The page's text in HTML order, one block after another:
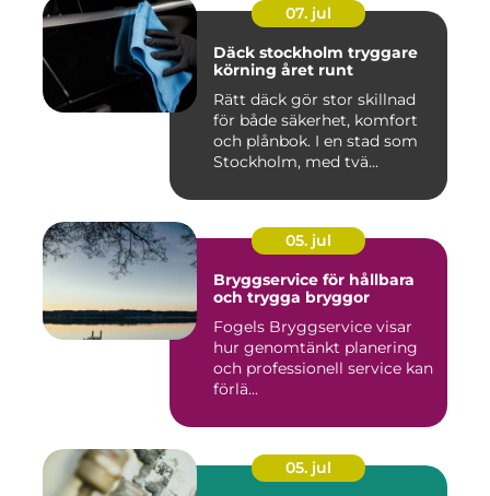
07. jul
Däck stockholm tryggare
körning året runt
Rätt däck gör stor skillnad
för både säkerhet, komfort
och plånbok. I en stad som
Stockholm, med tvä...
05. jul
Bryggservice för hållbara
och trygga bryggor
Fogels Bryggservice visar
hur genomtänkt planering
och professionell service kan
förlä...
05. jul